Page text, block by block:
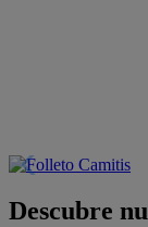
Descubre